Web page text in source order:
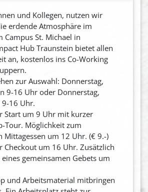
und Kollegen, nutzen wir
erdende Atmosphäre im
Campus St. Michael in
Hub Traunstein bietet allen
an, kostenlos ins Co-Working
zur Auswahl: Donnerstag,
9-16 Uhr oder Donnerstag,
16 Uhr.
Start um 9 Uhr mit kurzer
Tour. Möglichkeit zum
Mittagessen um 12 Uhr. (€ 9.-)
Checkout um 16 Uhr. Zusätzlich
gemeinsamen Gebets um
und Arbeitsmaterial mitbringen